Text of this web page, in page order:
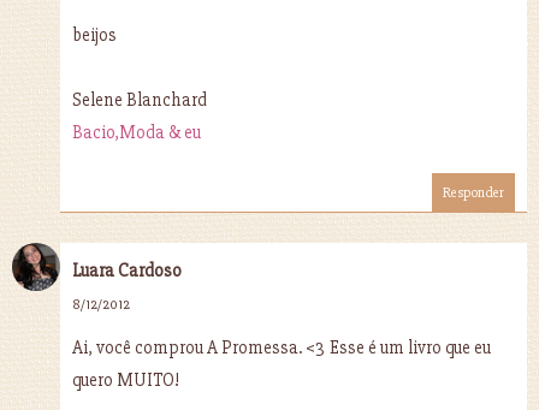
beijos
Selene Blanchard
Bacio,Moda & eu
Responder
Luara Cardoso
8/12/2012
Ai, você comprou A Promessa. <3 Esse é um livro que eu
quero MUITO!